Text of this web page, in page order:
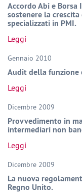
Accordo Abi e
sostenere la
specializzati in PMI.
Leggi
Gennaio 2010
Audit della funzione
Leggi
Dicembre 2009
Provvedimento in
intermediari non
Leggi
Dicembre 2009
La nuova
Regno Unito.